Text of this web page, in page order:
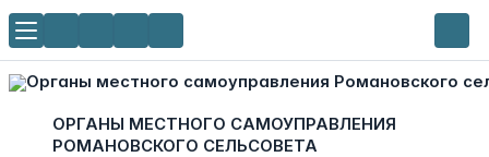
ОРГАНЫ МЕСТНОГО САМОУПРАВЛЕНИЯ
РОМАНОВСКОГО СЕЛЬСОВЕТА